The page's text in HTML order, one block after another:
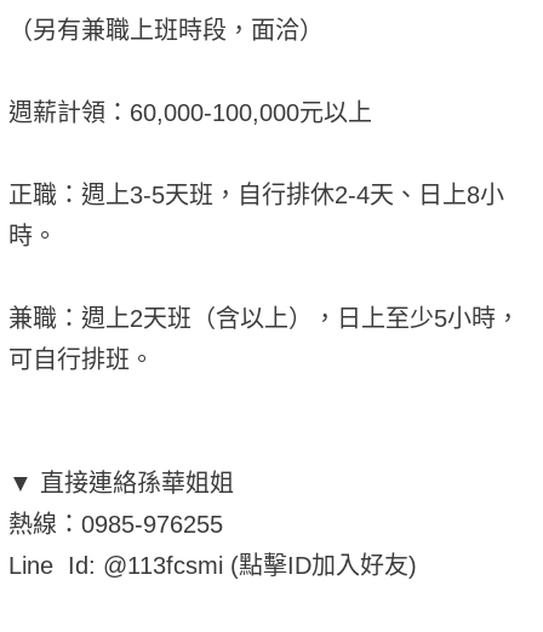
（另有兼職上班時段，面洽）
週薪計領：60,000-100,000元以上
正職：週上3-5天班，自行排休2-4天、日上8小
時。
兼職：週上2天班（含以上），日上至少5小時，
可自行排班。
▼ 直接連絡孫華姐姐
熱線：0985-976255
Line Id: @113fcsmi (點擊ID加入好友)